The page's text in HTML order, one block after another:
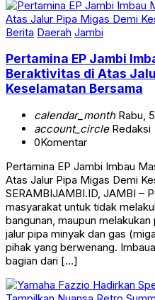
Berita Daerah Jambi
Pertamina EP Jambi
Beraktivitas di Atas
Keselamatan Bersama
calendar_monthRabu,
account_circleRedaksi
0Komentar
Pertamina EP Jambi Imbau
Atas Jalur Pipa Migas Demi
SERAMBIJAMBI.ID, JAMBI –
masyarakat untuk tidak
bangunan, maupun
jalur pipa minyak dan gas
pihak yang berwenang.
bagian dari […]